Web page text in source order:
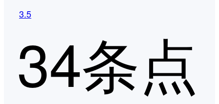
3.5
34条点